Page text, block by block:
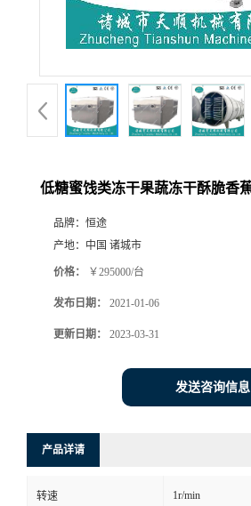
低糖蜜饯类冻干果蔬冻干酥脆香
品牌： 恒途
产地： 中国 诸城市
价格： ￥295000/台
发布日期： 2021-01-06
更新日期： 2023-03-31
发送咨询信息
产品详请
转速 1r/min